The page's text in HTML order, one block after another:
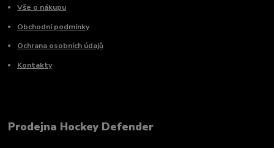
Vše o nákupu
Obchodní podmínky
Ochrana osobních údajů
Kontakty
Prodejna Hockey Defender